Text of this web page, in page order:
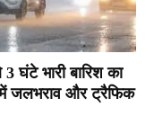
भारी बारिश का
में जलभराव और ट्रैफिक